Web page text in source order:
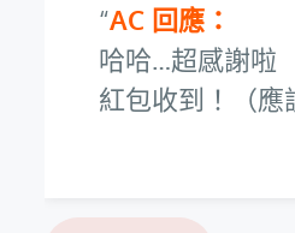
AC 回應：
哈哈…超感謝啦
紅包收到！（應